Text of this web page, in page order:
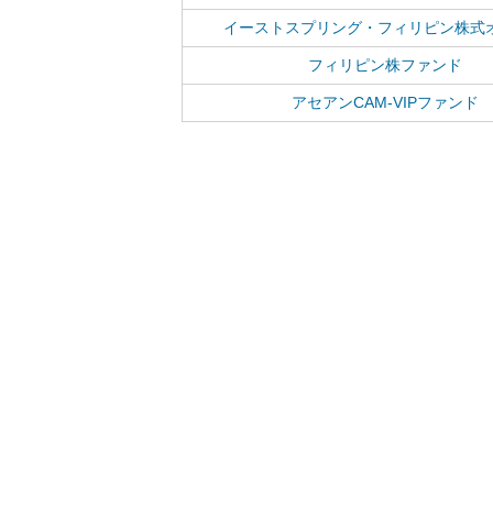
イーストスプリング・フィリピン株式
フィリピン株ファンド
アセアンCAM-VIPファンド